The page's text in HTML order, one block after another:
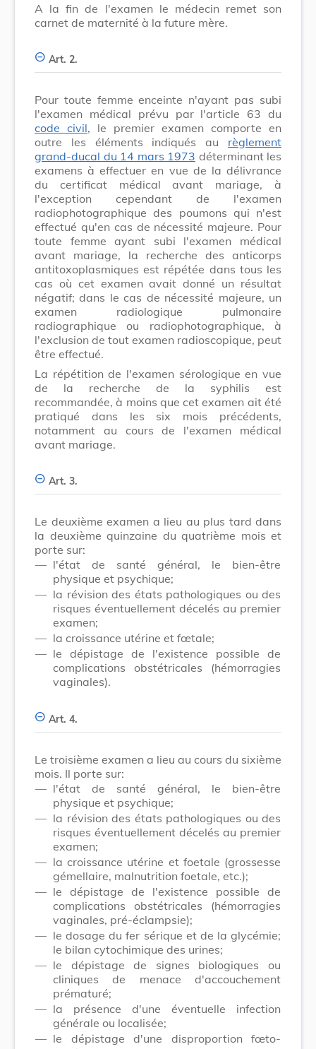
A la fin de l'examen le médecin remet son
carnet de maternité à la future mère.
Art. 2.
Pour toute femme enceinte n'ayant pas subi
l'examen médical prévu par l'article 63 du
code civil, le premier examen comporte en
outre les éléments indiqués au règlement
grand-ducal du 14 mars 1973 déterminant les
examens à effectuer en vue de la délivrance
du certificat médical avant mariage, à
l'exception cependant de l'examen
radiophotographique des poumons qui n'est
effectué qu'en cas de nécessité majeure. Pour
toute femme ayant subi l'examen médical
avant mariage, la recherche des anticorps
antitoxoplasmiques est répétée dans tous les
cas où cet examen avait donné un résultat
négatif; dans le cas de nécessité majeure, un
examen radiologique pulmonaire
radiographique ou radiophotographique, à
l'exclusion de tout examen radioscopique, peut
être effectué.
La répétition de l'examen sérologique en vue
de la recherche de la syphilis est
recommandée, à moins que cet examen ait été
pratiqué dans les six mois précédents,
notamment au cours de l'examen médical
avant mariage.
Art. 3.
Le deuxième examen a lieu au plus tard dans
la deuxième quinzaine du quatrième mois et
porte sur:
— l'état de santé général, le bien-être
physique et psychique;
— la révision des états pathologiques ou des
risques éventuellement décelés au premier
examen;
— la croissance utérine et fœtale;
— le dépistage de l'existence possible de
complications obstétricales (hémorragies
vaginales).
Art. 4.
Le troisième examen a lieu au cours du sixième
mois. Il porte sur:
— l'état de santé général, le bien-être
physique et psychique;
— la révision des états pathologiques ou des
risques éventuellement décelés au premier
examen;
— la croissance utérine et foetale (grossesse
gémellaire, malnutrition foetale, etc.);
— le dépistage de l'existence possible de
complications obstétricales (hémorragies
vaginales, pré-éclampsie);
— le dosage du fer sérique et de la glycémie;
le bilan cytochimique des urines;
— le dépistage de signes biologiques ou
cliniques de menace d'accouchement
prématuré;
— la présence d'une éventuelle infection
générale ou localisée;
— le dépistage d'une disproportion fœto-